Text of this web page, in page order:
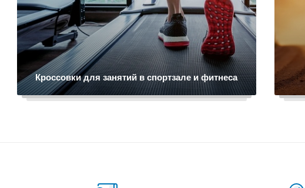
Кроссовки для занятий в спортзале и фитнеса